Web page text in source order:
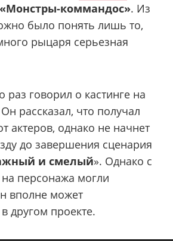
«Монстры-коммандос». Из
было понять лишь то,
рыцаря серьезная
раз говорил о кастинге на
рассказал, что получал
актеров, однако не начнет
до завершения сценария
и смелый». Однако с
персонажа могли
вполне может
другом проекте.